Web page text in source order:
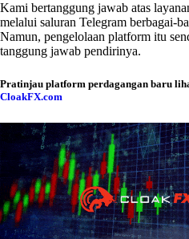
Kami bertanggung jawab atas
melalui saluran Telegram berbagai-
Namun, pengelolaan platform itu
tanggung jawab pendirinya.
Pratinjau platform perdagangan baru
CloakFX.com